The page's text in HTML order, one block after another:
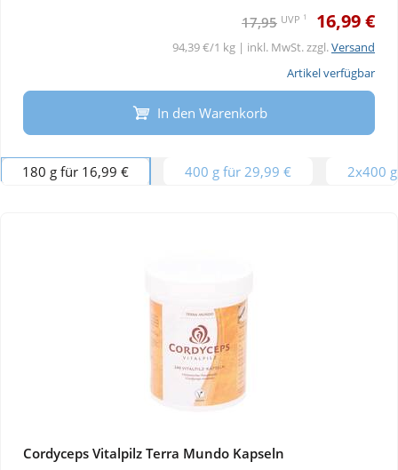
17,95 UVP 1 16,99 €
94,39 €/1 kg | inkl. MwSt. zzgl.Versand
Artikel verfügbar
In den Warenkorb
180 g für 16,99 € 400 g für 29,99 € 2x400
Cordyceps Vitalpilz Terra Mundo Kapseln